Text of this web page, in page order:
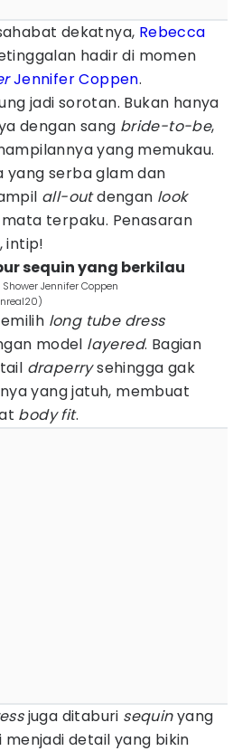
dekatnya, Rebecca
hadir di momen
Jennifer Coppen.
jadi sorotan. Bukan hanya
dengan sang bride-to-be,
yang memukau.
yang serba glam dan
all-outdengan look
terpaku. Penasaran
intip!
sequin yang berkilau
Jennifer Coppen
long tube dress
model layered. Bagian
draperrysehingga gak
yang jatuh, membuat
body fit.
juga ditaburi sequinyang
menjadi detail yang bikin